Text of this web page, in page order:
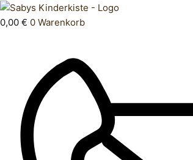
Zum
Inhalt
0,00 € 0 Warenkorb
Products
search
Jacke
116